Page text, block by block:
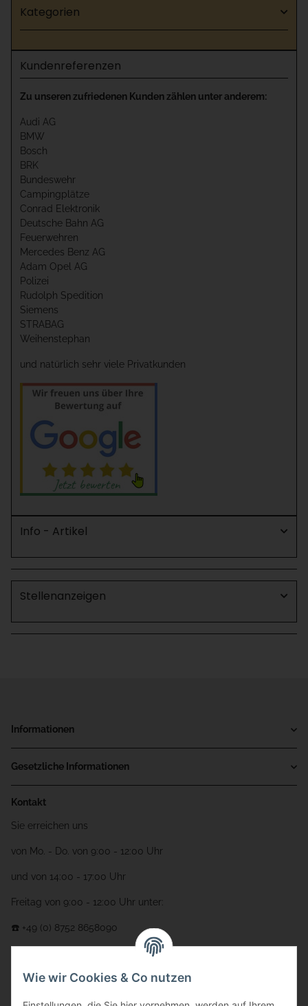
Kategorien
Kundenreferenzen
Zu unseren zufriedenen Kunden zählen unter anderem:
Audi AG
BMW
Bosch
BRK
Bundeswehr
Campingplätze
Conrad Elektronik
Deutsche Bahn AG
Feuerwehren
Mercedes Benz AG
Adam Opel AG
Polizei
Rudolph Spedition
Siemens
STRABAG
Weihenstephan
und natürlich sehr viele Privatkunden
Info - Artikel
Stellenanzeigen
Informationen
Gesetzliche Informationen
Kontakt
Sie erreichen uns
von Mo. - Do. von 9:00 - 12:00 Uhr
und von 14:00 - 17:00 Uhr
Freitag von 9:00 - 12:00 Uhr unter:
☎️ +49 (0) 8752 8658090
oder über unserKontaktformular
Adresse
Wie wir Cookies & Co nutzen